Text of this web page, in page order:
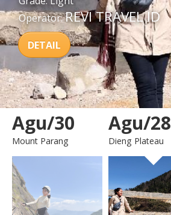
Operator:REVI TRAVEL ID
DETAIL
Agu/30
Mount Parang
Agu/28
Dieng Plateau